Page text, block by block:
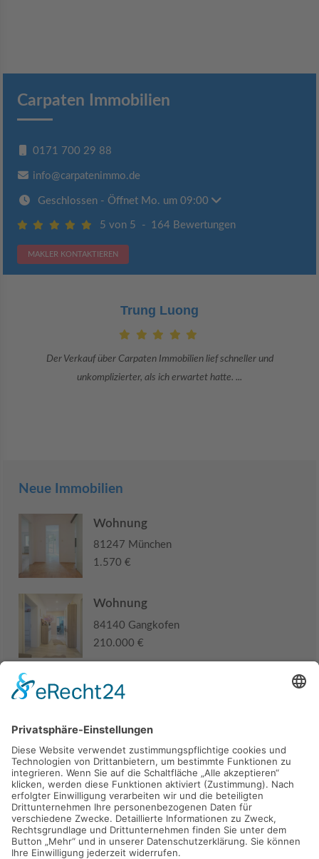
Carpaten Immobilien
0171 700 29 88
info@carpatenimmo.de
Geschlossen - Öffnet Mo. um 09:00
5 von 5 - 164 Bewertungen
MAKLER KONTAKTIEREN
Claudia Bergrath
Danke an Carpaten Immobilien und besonders an Frau
Sie war viele Monate mehr als ...
Neue Immobilien
Wohnung
81247 München
1.570 €
Wohnung
84140 Gangkofen
210.000 €
Haus
285.000 €
Kaufen Verkaufen Mieten Vermieten
Kontakt Impressum